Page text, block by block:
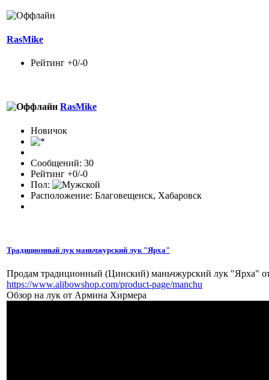
RasMike
Рейтинг +0/-0
RasMike
Новичок
Сообщений: 30
Рейтинг +0/-0
Пол:
Расположение: Благовещенск, Хабаровск
Традиционный лук маньчжурский лук "Ярха"
Продам традиционный (Цинский) маньчжурский лук "Ярха"
https://www.alibowshop.com/product-page/manchu
Обзор на лук от Армина Хирмера